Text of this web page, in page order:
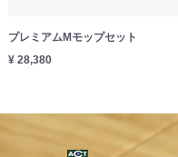
プレミアムMモップセット
¥ 28,380